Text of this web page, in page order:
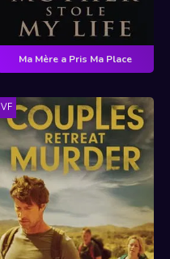
Ma Mère a Pris Ma Place
VF